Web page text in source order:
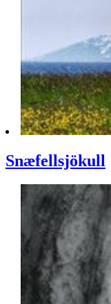
Snæfellsjökull